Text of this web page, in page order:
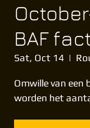
BAF
Sat, Oct 14
  |
Omwille van een
worden het